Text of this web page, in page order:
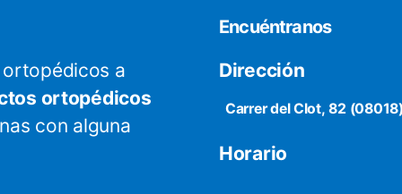
a
ortopédicos
con alguna
Encuéntranos
Dirección
Carrer del Clot, 82
Horario